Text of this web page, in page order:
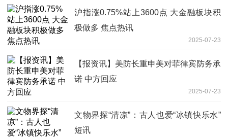
沪指涨0.75%站上3600点 大金融板块积
极做多 焦点热讯
2025-07-23
【报资讯】美防长重申美对菲律宾防务承
诺 中方回应
2025-07-23
文物界探“清凉”：古人也爱“冰镇快乐水”
短讯